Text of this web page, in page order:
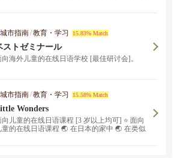
城市指南/教育・学习 15.83% Match
ストゼミナール
向海外儿童的在线日语学校 [最佳研讨会]。
城市指南/教育・学习 15.58% Match
Wonders
向儿童的在线日语课程 [3 岁以上均可] ⭐️ 面向
童的在线日语课程 🌏 在日本的家中 🌏 在类似